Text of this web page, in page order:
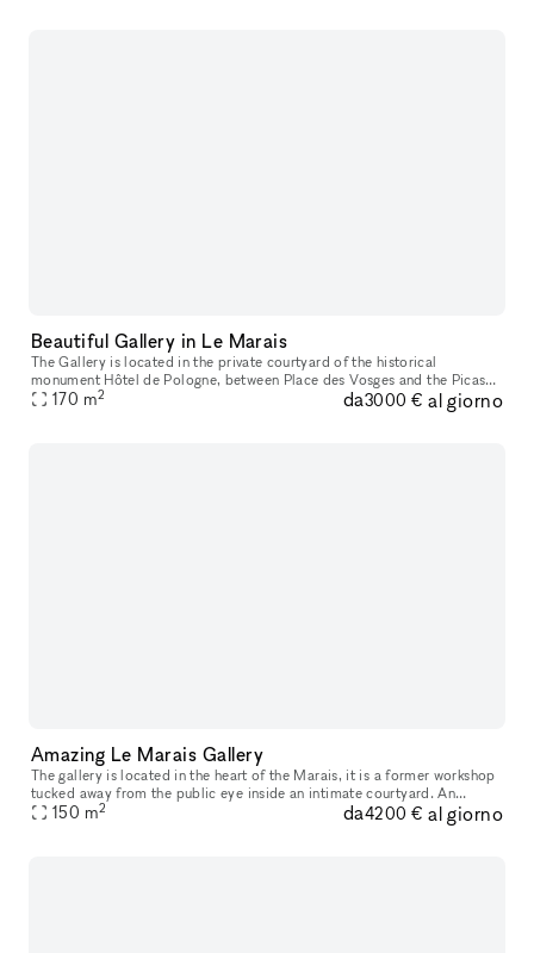
Beautiful Gallery in Le Marais
The Gallery is located in the private courtyard of the historical
monument Hôtel de Pologne, between Place des Vosges and the Picasso
Museum. Facing the Perrotin Gallery within Hotel Vefour, the 170m
170 m2 da3000 € al giorno
Amazing Le Marais Gallery
The gallery is located in the heart of the Marais, it is a former workshop
tucked away from the public eye inside an intimate courtyard. An
atypical gallery that has known different historical perio
150 m2 da4200 € al giorno